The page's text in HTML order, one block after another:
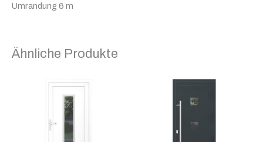
Umrandung 6 m
Ähnliche Produkte